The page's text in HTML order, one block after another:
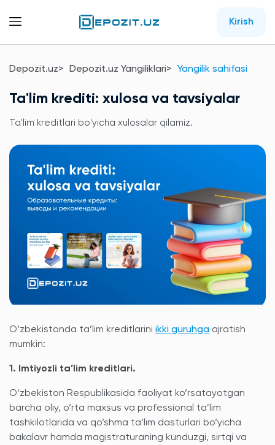
Kirish
Depozit.uz Depozit.uz Yangiliklari Yangilik sahifasi
Ta'lim krediti: xulosa va tavsiyalar
Ta'lim kreditlari bo'yicha xulosalar qilamiz.
O‘zbekistonda ta’lim kreditlarini ikki guruhga ajratish
mumkin:
1. Imtiyozli ta’lim kreditlari.
O‘zbekiston Respublikasida faoliyat ko‘rsatayotgan
barcha oliy, o‘rta maxsus va professional ta’lim
tashkilotlarida va qo‘shma ta’lim dasturlari bo‘yicha
bakalavr hamda magistraturaning kunduzgi, sirtqi va